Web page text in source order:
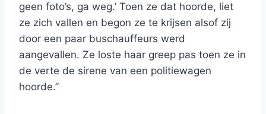
geen foto’s, ga weg.’ Toen ze dat hoorde, liet
ze zich vallen en begon ze te krijsen alsof zij
door een paar buschauffeurs werd
aangevallen. Ze loste haar greep pas toen ze in
de verte de sirene van een politiewagen
hoorde.”